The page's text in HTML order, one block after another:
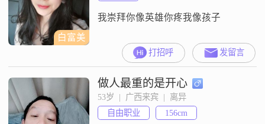
通过运动和合理饮食来保持身体健
康##3002#
白富美
我崇拜你像英雄你疼我像孩子
打招呼 发留言
做人最重的是开心
53岁  |  广西来宾  |  离异
自由职业
156cm